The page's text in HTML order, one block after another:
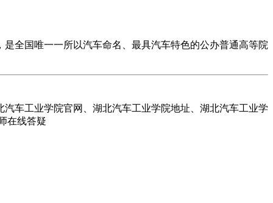
全国唯一一所以汽车命名、最具汽车特色的公办普通高等院
车工业学院官网、湖北汽车工业学院地址、湖北汽车工业学
在线答疑